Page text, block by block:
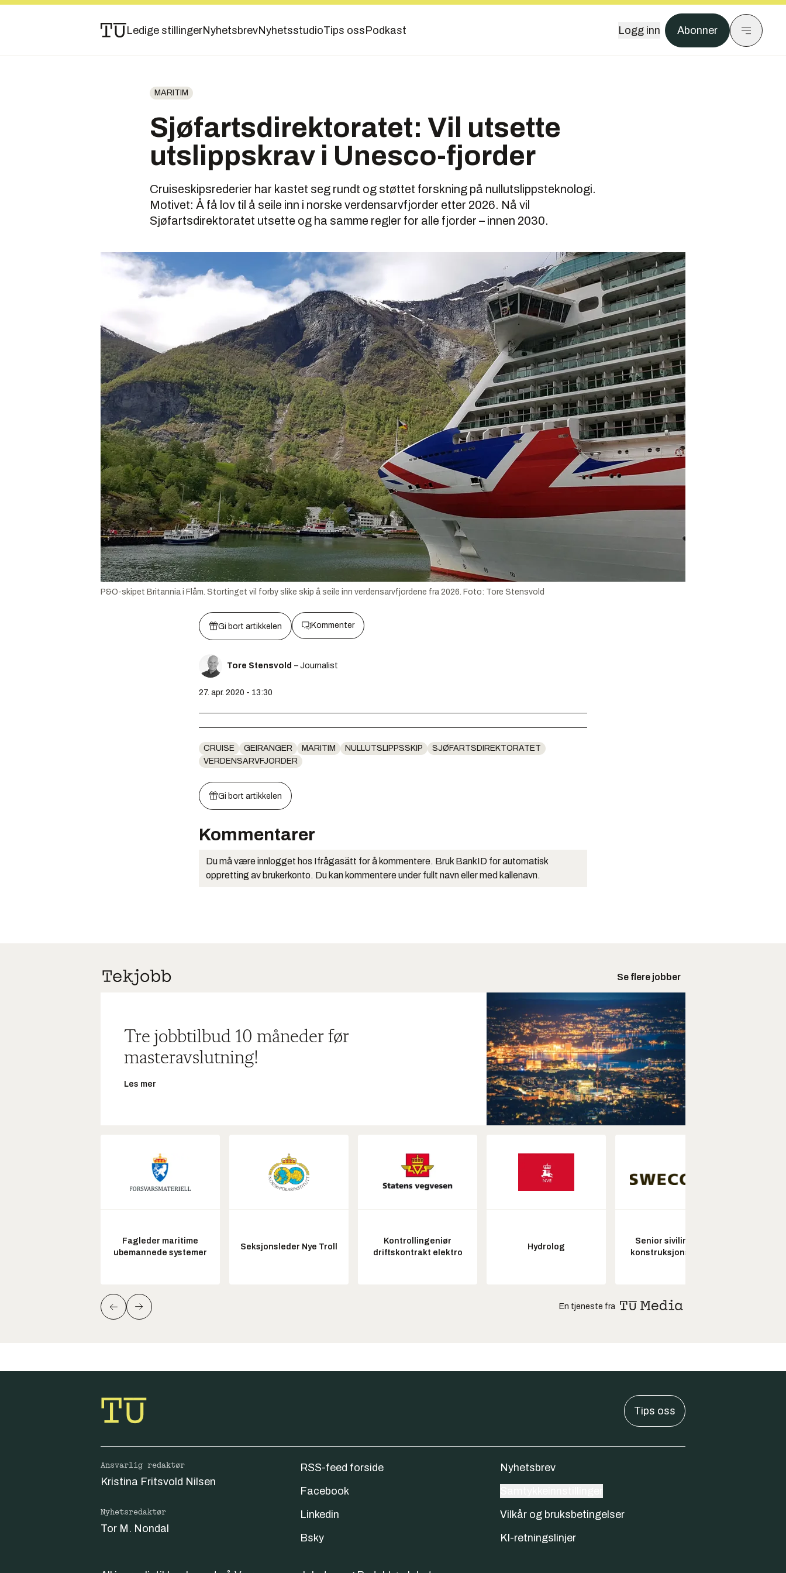
Ledige stillingerNyhetsbrevNyhetsstudioTips oss Podkast Logg inn Abonner
MARITIM
Sjøfartsdirektoratet: Vil utsette
utslippskrav i Unesco-fjorder
Cruiseskipsrederier har kastet seg rundt og støttet forskning på nullutslippsteknologi.
Motivet: Å få lov til å seile inn i norske verdensarvfjorder etter 2026. Nå vil
Sjøfartsdirektoratet utsette og ha samme regler for alle fjorder – innen 2030.
P&O-skipet Britannia i Flåm. Stortinget vil forby slike skip å seile inn verdensarvfjordene fra 2026. Foto: Tore Stensvold
Gi bort artikkelen Kommenter
Tore Stensvold – Journalist
27. apr. 2020 - 13:30
CRUISE GEIRANGER MARITIM NULLUTSLIPPSSKIP
SJØFARTSDIREKTORATET
VERDENSARVFJORDER
Gi bort artikkelen
Kommentarer
Du må være innlogget hos Ifrågasätt for å kommentere. Bruk BankID for automatisk
oppretting av brukerkonto. Du kan kommentere under fullt navn eller med kallenavn.
Se flere jobber
Tre jobbtilbud 10 måneder før
masteravslutning!
Les mer
Fagleder maritime
ubemannede systemer
Seksjonsleder Nye Troll
Kontrollingeniør
driftskontrakt elektro
Hydrolog
Senior sivilingeniør
konstruksjonsteknikk
En tjeneste fra
Tips oss
Ansvarlig redaktør
Kristina Fritsvold Nilsen
Nyhetsredaktør
Tor M. Nondal
RSS-feed forside
Facebook
Linkedin
Bsky
Nyhetsbrev
Vilkår og bruksbetingelser
KI-retningslinjer